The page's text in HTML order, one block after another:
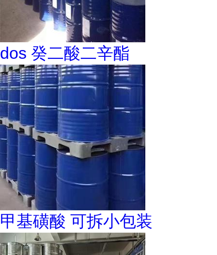
dos 癸二酸二辛酯
甲基磺酸 可拆小包装